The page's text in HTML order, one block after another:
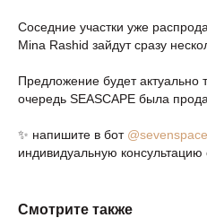
Соседние участки уже
Mina Rashid зайдут сразу
Предложение будет актуально
очередь SEASCAPE была
✨ напишите в бот
индивидуальную консультацию
Смотрите также